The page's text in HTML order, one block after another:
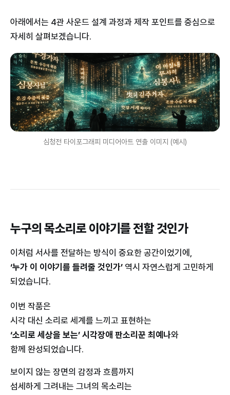
아래에서는 4관 사운드 설계 과정과 제작 포인트를 중심으로
자세히 살펴보겠습니다.
심청전 타이포그래피 미디어아트 연출 이미지 (예시)
누구의 목소리로 이야기를 전할 것인가
이처럼 서사를 전달하는 방식이 중요한 공간이었기에,
‘누가 이 이야기를 들려줄 것인가’ 역시 자연스럽게 고민하게
되었습니다.
이번 작품은
시각 대신 소리로 세계를 느끼고 표현하는
‘소리로 세상을 보는’ 시각장애 판소리꾼 최예나와
함께 완성되었습니다.
보이지 않는 장면의 감정과 흐름까지
섬세하게 그려내는 그녀의 목소리는